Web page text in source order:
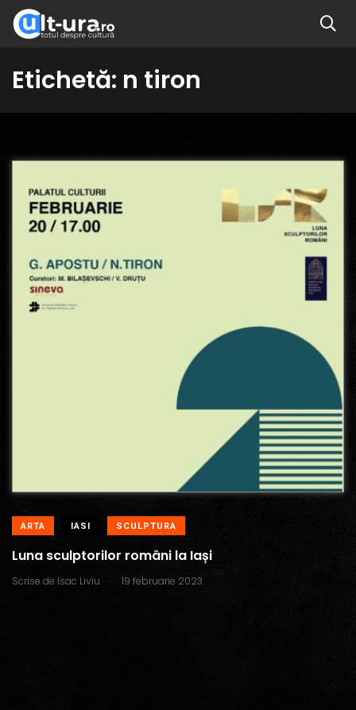
Etichetă: n tiron
ARTA IASI SCULPTURA
Luna sculptorilor români la Iași
Scrise de Isac Liviu . 19 februarie 2023